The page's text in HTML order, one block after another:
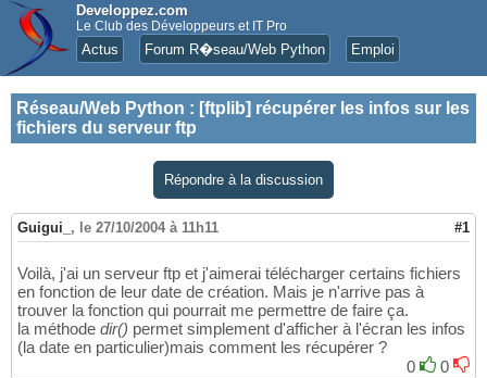
Developpez.com
Le Club des Développeurs et IT Pro
Actus Forum R�seau/Web Python Emploi
Réseau/Web Python : [ftplib] récupérer les infos sur les
fichiers du serveur ftp
Répondre à la discussion
Guigui_ , le 27/10/2004 à 11h11 #1
Voilà, j'ai un serveur ftp et j'aimerai télécharger certains fichiers
en fonction de leur date de création. Mais je n'arrive pas à
trouver la fonction qui pourrait me permettre de faire ça.
la méthode dir() permet simplement d'afficher à l'écran les infos
(la date en particulier)mais comment les récupérer ?
0
0